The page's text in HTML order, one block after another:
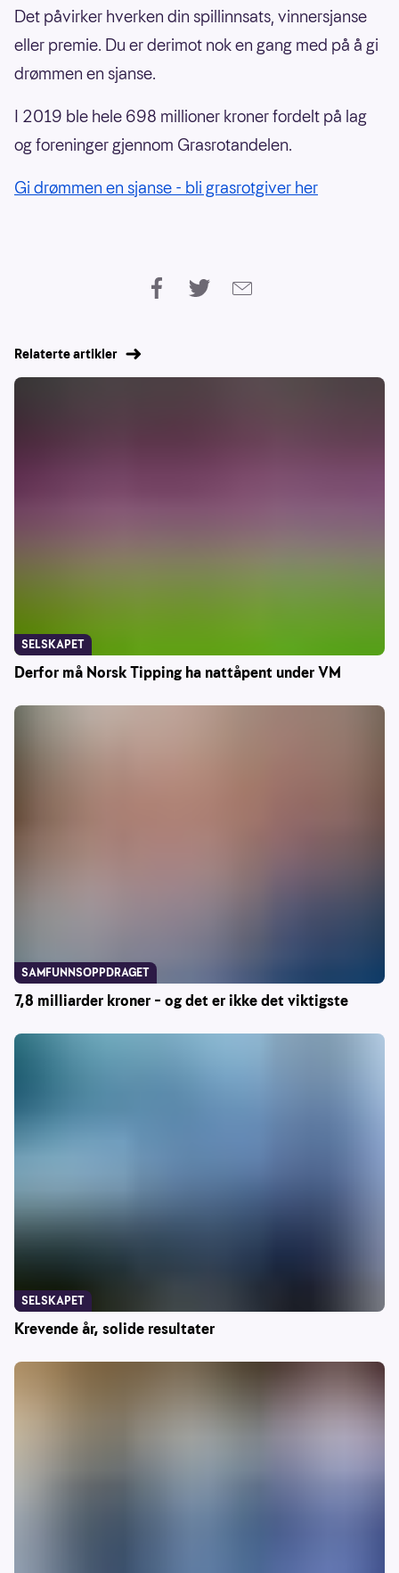
Det påvirker hverken din spillinnsats, vinnersjanse
eller premie. Du er derimot nok en gang med på å gi
drømmen en sjanse.
I 2019 ble hele 698 millioner kroner fordelt på lag
og foreninger gjennom Grasrotandelen.
Gi drømmen en sjanse - bli grasrotgiver her
Relaterte artikler
Derfor må Norsk Tipping ha nattåpent under VM
SELSKAPET
7,8 milliarder kroner – og det er ikke det viktigste
SAMFUNNSOPPDRAGET
Krevende år, solide resultater
SELSKAPET